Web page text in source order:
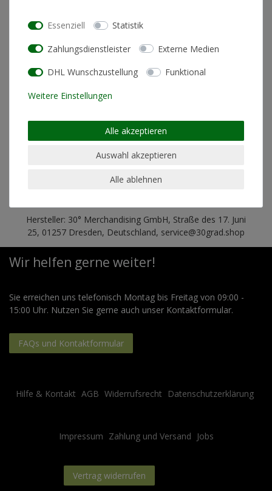
Produktinformationen
Materialzusammensetzung
Hersteller: 30° Merchandising GmbH, Straße des 17. Juni
25, 01257 Dresden, Deutschland, service@30grad.shop
Wir helfen gerne weiter!
Sie erreichen uns telefonisch Montag bis Freitag von 09:00 -
15:00 Uhr. Nutzen Sie gerne auch unser Kontaktformular.
FAQs und Kontaktformular
Hilfe & Kontakt AGB Widerrufsrecht Datenschutzerklärung
Impressum Zahlung und Versand Jobs
Vertrag widerrufen
Essenziell Statistik
Zahlungsdienstleister Externe Medien
DHL Wunschzustellung Funktional
Weitere Einstellungen
Alle akzeptieren
Auswahl akzeptieren
Alle ablehnen